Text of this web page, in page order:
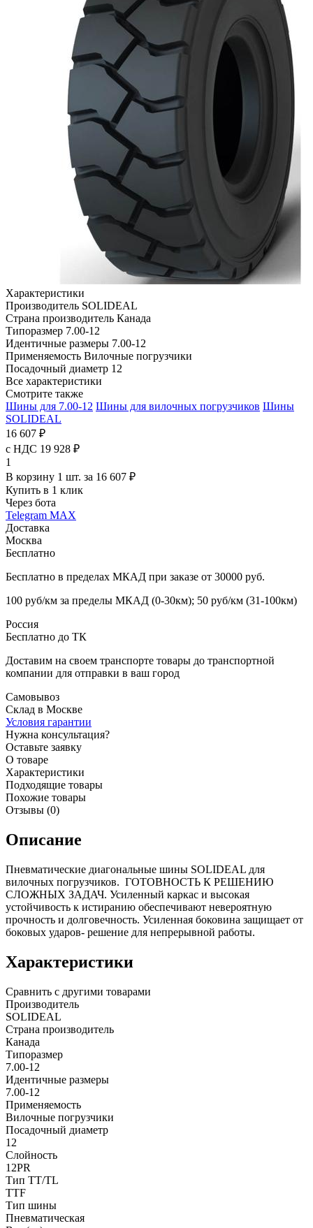
Характеристики
Производитель SOLIDEAL
Страна производитель Канада
Типоразмер 7.00-12
Идентичные размеры 7.00-12
Применяемость Вилочные погрузчики
Посадочный диаметр 12
Все характеристики
Смотрите также
Шины для 7.00-12 Шины для вилочных погрузчиков Шины
SOLIDEAL
16 607 ₽
с НДС 19 928 ₽
1
В корзину 1 шт. за 16 607 ₽
Купить в 1 клик
Через бота
Telegram MAX
Доставка
Москва
Бесплатно
Бесплатно в пределах МКАД при заказе от 30000 руб.
100 руб/км за пределы МКАД (0-30км); 50 руб/км (31-100км)
Россия
Бесплатно до ТК
Доставим на своем транспорте товары до транспортной
компании для отправки в ваш город
Самовывоз
Склад в Москве
Условия гарантии
Нужна консультация?
Оставьте заявку
О товаре
Характеристики
Подходящие товары
Похожие товары
Отзывы (0)
Описание
Пневматические диагональные шины SOLIDEAL для
вилочных погрузчиков. ГОТОВНОСТЬ К РЕШЕНИЮ
СЛОЖНЫХ ЗАДАЧ. Усиленный каркас и высокая
устойчивость к истиранию обеспечивают невероятную
прочность и долговечность. Усиленная боковина защищает от
боковых ударов- решение для непрерывной работы.
Характеристики
Сравнить с другими товарами
Производитель
SOLIDEAL
Страна производитель
Канада
Типоразмер
7.00-12
Идентичные размеры
7.00-12
Применяемость
Вилочные погрузчики
Посадочный диаметр
12
Слойность
12PR
Тип TT/TL
TTF
Тип шины
Пневматическая